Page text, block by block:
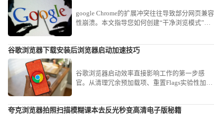
google Chrome的扩展冲突往往导致部分网页兼容
性崩溃。本文指导您如何创建“干净浏览模式”，
谷歌浏览器下载安装后浏览器启动加速技巧
谷歌浏览器启动效率直接影响工作的第一步感
官。从清理冗余预加载项、重置Flags实验性加速
在有效降低系统资源占用的同时，让每一次开启
夸克浏览器拍照扫描模糊课本去反光秒变高清电子版秘籍